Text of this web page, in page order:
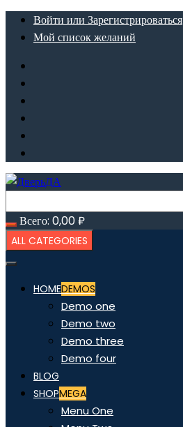
ПерейтиВойти или Зарегистрироваться
Мой список желаний
Всего: 0,00₽
ALL CATEGORIES
HOMEDEMOS
Demo one
Demo two
Demo three
Demo four
BLOG
SHOPMEGA
Menu One